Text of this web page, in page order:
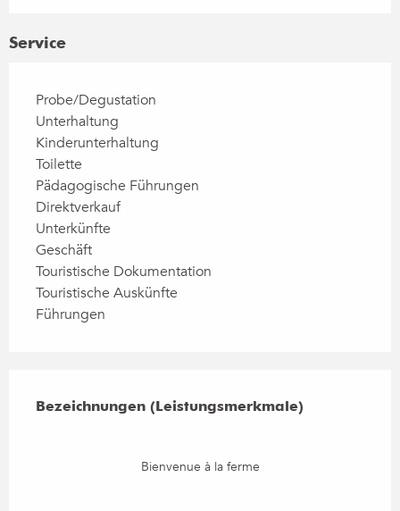
Service
Probe/Degustation
Unterhaltung
Kinderunterhaltung
Toilette
Pädagogische Führungen
Direktverkauf
Unterkünfte
Geschäft
Touristische Dokumentation
Touristische Auskünfte
Führungen
Bezeichnungen (Leistungsmerkmale)
Bezeichnungen (Leistungsmerkmale)
Bienvenue à la ferme